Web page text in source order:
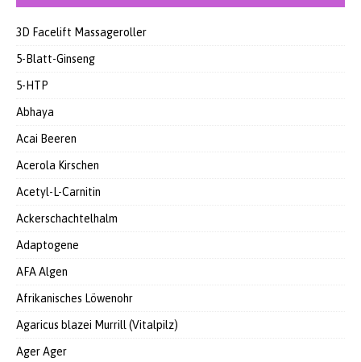
3D Facelift Massageroller
5-Blatt-Ginseng
5-HTP
Abhaya
Acai Beeren
Acerola Kirschen
Acetyl-L-Carnitin
Ackerschachtelhalm
Adaptogene
AFA Algen
Afrikanisches Löwenohr
Agaricus blazei Murrill (Vitalpilz)
Ager Ager